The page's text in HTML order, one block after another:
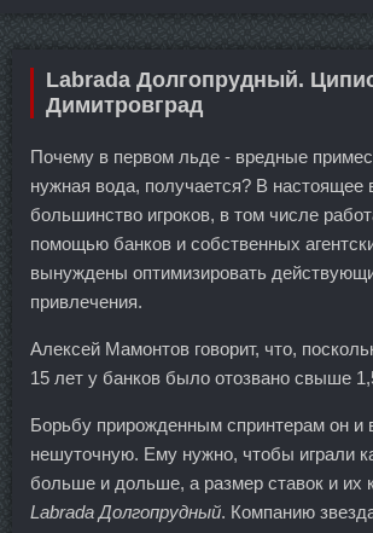
Labrada Долгопрудный.
Димитровград
Почему в первом льде - вредные
нужная вода, получается? В настоящее
большинство игроков, в том числе
помощью банков и собственных
вынуждены оптимизировать
привлечения.
Алексей Мамонтов говорит, что,
15 лет у банков было отозвано свыше
Борьбу прирожденным спринтерам он и
нешуточную. Ему нужно, чтобы играли
больше и дольше, а размер ставок и их
Labrada Долгопрудный. Компанию